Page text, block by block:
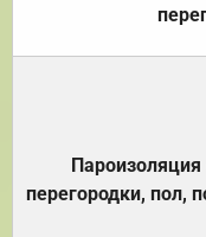
перегородки, пол,